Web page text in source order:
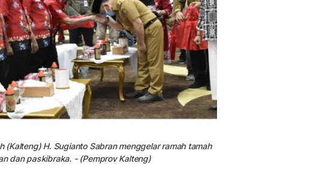
(Kalteng) H. Sugianto Sabran menggelar ramah tamah
dan paskibraka. - (Pemprov Kalteng)